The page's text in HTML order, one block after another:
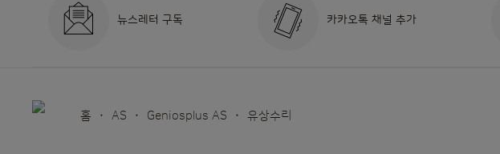
뉴스레터 구독 카카오톡 채널 추가
홈 AS Geniosplus AS 유상수리